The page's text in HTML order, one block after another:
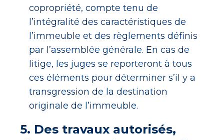
copropriété, compte tenu de
l’intégralité des caractéristiques de
l’immeuble et des règlements définis
par l’assemblée générale. En cas de
litige, les juges se reporteront à tous
ces éléments pour déterminer s’il y a
transgression de la destination
originale de l’immeuble.
5. Des travaux autorisés,